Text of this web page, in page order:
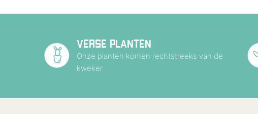
VERSE PLANTEN
Onze planten komen rechtstreeks van de
kweker